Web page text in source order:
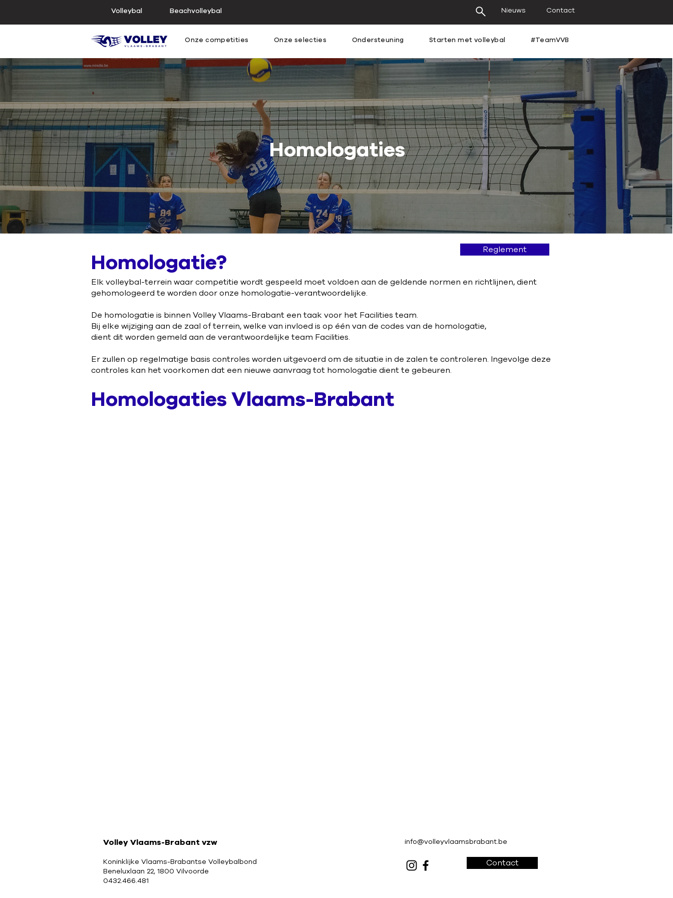
Volleybal Beachvolleybal Contact
Nieuws
Onze competities Onze selecties Ondersteuning Starten met volleybal #TeamVVB
Homologaties
Homologatie? Reglement
Elk volleybal-terrein waar competitie wordt gespeeld moet voldoen aan de geldende normen en richtlijnen, dient
gehomologeerd te worden door onze homologatie-verantwoordelijke.
De homologatie is binnen Volley Vlaams-Brabant een taak voor het Facilities team.
Bij elke wijziging aan de zaal of terrein, welke van invloed is op één van de codes van de homologatie,
dient dit worden gemeld aan de verantwoordelijke team Facilities.
Er zullen op regelmatige basis controles worden uitgevoerd om de situatie in de zalen te controleren. Ingevolge deze
controles kan het voorkomen dat een nieuwe aanvraag tot homologatie dient te gebeuren.
Homologaties Vlaams-Brabant
Volley Vlaams-Brabant vzw
Koninklijke Vlaams-Brabantse Volleybalbond
Beneluxlaan 22, 1800 Vilvoorde
0432.466.481
info@volleyvlaamsbrabant.be
Contact